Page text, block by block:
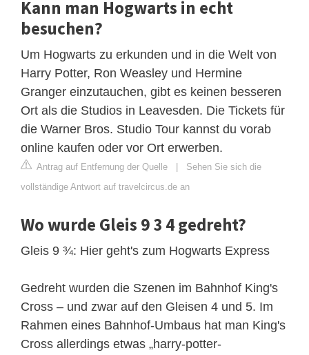
Kann man Hogwarts in echt
besuchen?
Um Hogwarts zu erkunden und in die Welt von
Harry Potter, Ron Weasley und Hermine
Granger einzutauchen, gibt es keinen besseren
Ort als die Studios in Leavesden. Die Tickets für
die Warner Bros. Studio Tour kannst du vorab
online kaufen oder vor Ort erwerben.
Antrag auf Entfernung der Quelle
Sehen Sie sich die
vollständige Antwort auf travelcircus.de an
Wo wurde Gleis 9 3 4 gedreht?
Gleis 9 ¾: Hier geht's zum Hogwarts Express
Gedreht wurden die Szenen im Bahnhof King's
Cross – und zwar auf den Gleisen 4 und 5. Im
Rahmen eines Bahnhof-Umbaus hat man King's
Cross allerdings etwas „harry-potter-